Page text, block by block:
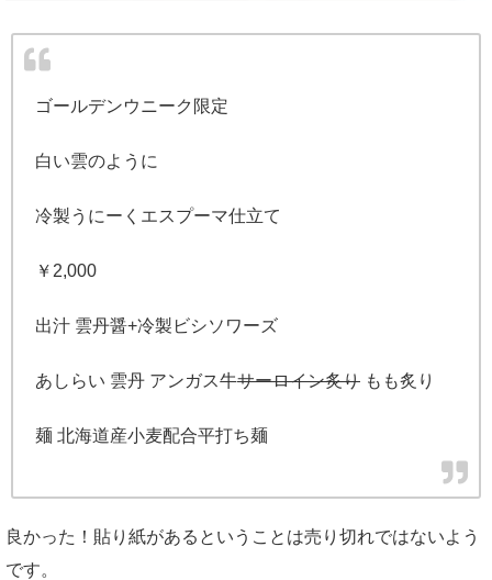
ゴールデンウニーク限定
白い雲のように
冷製うにーくエスプーマ仕立て
￥2,000
出汁 雲丹醤+冷製ビシソワーズ
あしらい 雲丹 アンガス牛サーロイン炙り もも炙り
麺 北海道産小麦配合平打ち麺
良かった！貼り紙があるということは売り切れではないよう
です。